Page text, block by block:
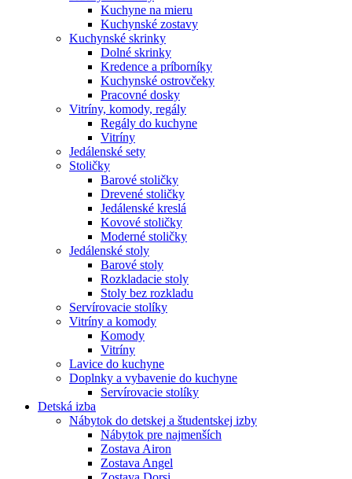
Kuchyne na mieru
Kuchynské zostavy
Kuchynské skrinky
Dolné skrinky
Kredence a príborníky
Kuchynské ostrovčeky
Pracovné dosky
Vitríny, komody, regály
Regály do kuchyne
Vitríny
Jedálenské sety
Stoličky
Barové stoličky
Drevené stoličky
Jedálenské kreslá
Kovové stoličky
Moderné stoličky
Jedálenské stoly
Barové stoly
Rozkladacie stoly
Stoly bez rozkladu
Servírovacie stolíky
Vitríny a komody
Komody
Vitríny
Lavice do kuchyne
Doplnky a vybavenie do kuchyne
Servírovacie stolíky
Detská izba
Nábytok do detskej a študentskej izby
Nábytok pre najmenších
Zostava Airon
Zostava Angel